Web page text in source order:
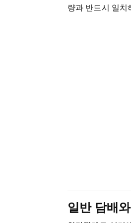
량과 반드시 일치
일반 담배